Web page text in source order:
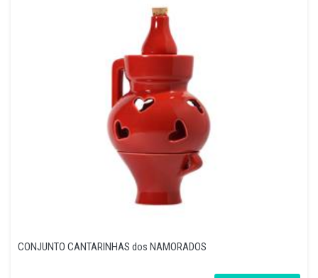
CONJUNTO CANTARINHAS dos NAMORADOS